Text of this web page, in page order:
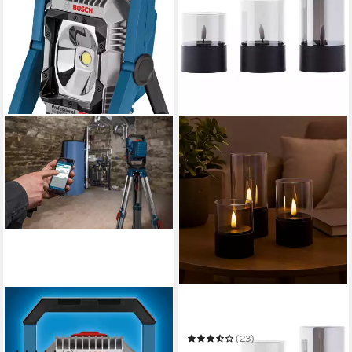
BOSCH PROFESSIONAL
Baustrahler »GLI 18V-2200
C« aus dem 18V-Sortiment
(23)